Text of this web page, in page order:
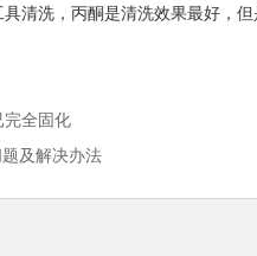
清洗，丙酮是清洗效果最好，
完全固化
及解决办法